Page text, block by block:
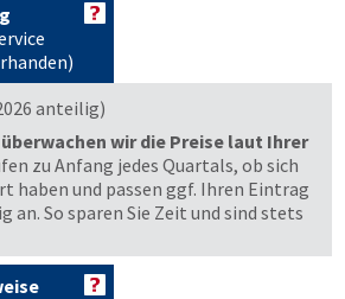
anteilig)
überwachen wir die Preise laut Ihrer
zu Anfang jedes Quartals, ob sich
haben und passen ggf. Ihren Eintrag
an. So sparen Sie Zeit und sind stets